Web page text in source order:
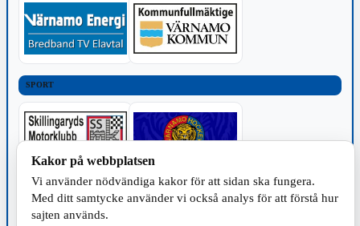
SPORT
TILLVERKNING
Kakor på webbplatsen
Vi använder nödvändiga kakor för att sidan ska fungera.
Med ditt samtycke använder vi också analys för att förstå hur
sajten används.